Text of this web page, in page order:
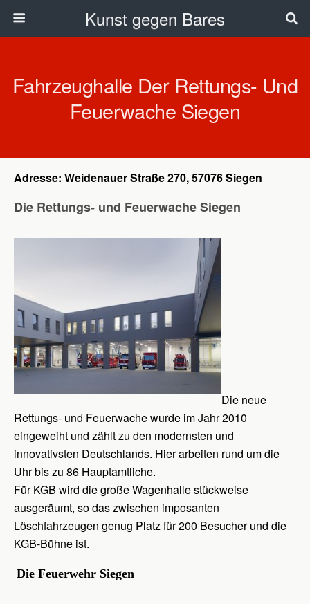
Kunst gegen Bares
Fahrzeughalle Der Rettungs- Und
Feuerwache Siegen
Adresse: Weidenauer Straße 270, 57076 Siegen
Die Rettungs- und Feuerwache Siegen
Die neue
Rettungs- und Feuerwache wurde im Jahr 2010
eingeweiht und zählt zu den modernsten und
innovativsten Deutschlands. Hier arbeiten rund um die
Uhr bis zu 86 Hauptamtliche.
Für KGB wird die große Wagenhalle stückweise
ausgeräumt, so das zwischen imposanten
Löschfahrzeugen genug Platz für 200 Besucher und die
KGB-Bühne ist.
Die Feuerwehr Siegen